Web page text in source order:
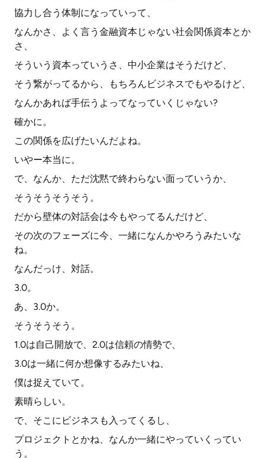
協力し合う体制になっていって、
なんかさ、よく言う金融資本じゃない社会関係資本とか
さ、
そういう資本っていうさ、中小企業はそうだけど、
そう繋がってるから、もちろんビジネスでもやるけど、
なんかあれば手伝うよってなっていくじゃない?
確かに。
この関係を広げたいんだよね。
いやー本当に。
で、なんか、ただ沈黙で終わらない面っていうか、
そうそうそうそう。
だから壁体の対話会は今もやってるんだけど、
その次のフェーズに今、一緒になんかやろうみたいな
ね。
なんだっけ、対話。
3.0。
あ、3.0か。
そうそうそう。
1.0は自己開放で、2.0は信頼の情勢で、
3.0は一緒に何か想像するみたいね、
僕は捉えていて。
素晴らしい。
で、そこにビジネスも入ってくるし、
プロジェクトとかね、なんか一緒にやっていくってい
う。